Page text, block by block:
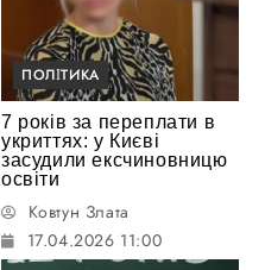
ПОЛІТИКА
7 років за переплати в
укриттях: у Києві
засудили ексчиновницю
освіти
Ковтун Злата
17.04.2026 11:00